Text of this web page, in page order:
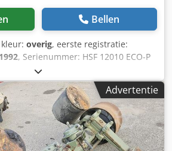
Bellen
kleur: overig, eerste registratie:
1992, Serienummer: HSF 12010 ECO-P
Usa Wij hebben meer dan 100 assen
met ons op als u niet kunt
Advertentie